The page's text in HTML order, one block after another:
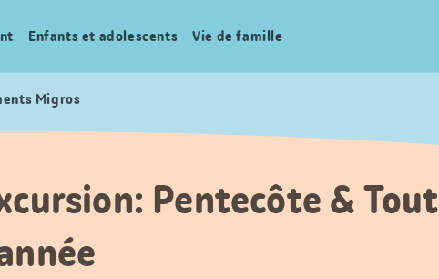
Enfants et adolescents Vie de famille
Migros
Pentecôte & Tout